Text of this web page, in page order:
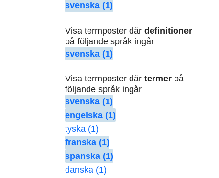
svenska (1)
Visa termposter där definitioner
på följande språk ingår
svenska (1)
Visa termposter där termerpå
följande språk ingår
svenska (1)
engelska (1)
tyska (1)
franska (1)
spanska (1)
danska (1)